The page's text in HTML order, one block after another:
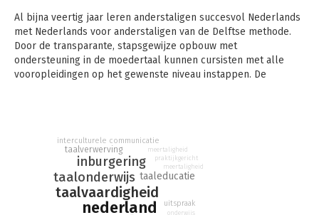
Al bijna veertig jaar leren anderstaligen succesvol Nederlands
met Nederlands voor anderstaligen van de Delftse methode.
Door de transparante, stapsgewijze opbouw met
ondersteuning in de moedertaal kunnen cursisten met alle
vooropleidingen op het gewenste niveau instappen. De
Deze editie heeft een frisse nieuwe vormgeving met kleurrijke
illustraties gekregen en bevat direct in de praktijk te
gebruiken teksten, aangepast aan de wensen van docenten en
cursisten, en aan de ontwikkelingen in de Nederlandse
samenleving. De bijna 2200 in de teksten gebruikte woorden
nederland
taalvaardigheid
taalonderwijs
inburgering
taaleducatie
taalverwerving
uitspraak
interculturele communicatie
onderwijs
meertaligheid
praktijkgericht
meertaligheid